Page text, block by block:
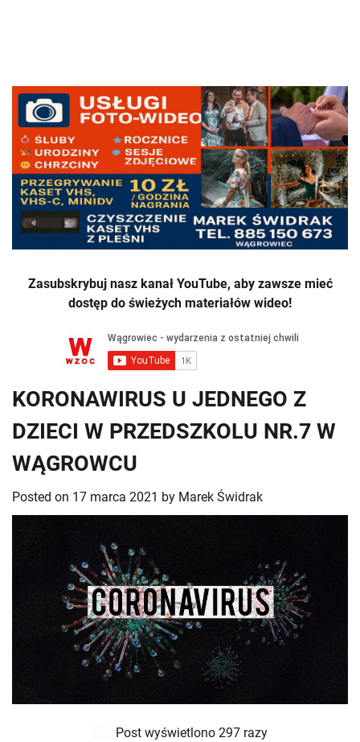
Zasubskrybuj nasz kanał YouTube, aby zawsze mieć
dostęp do świeżych materiałów wideo!
KORONAWIRUS U JEDNEGO Z
DZIECI W PRZEDSZKOLU NR.7 W
WĄGROWCU
Posted on 17 marca 2021 by Marek Świdrak
Post wyświetlono 297 razy